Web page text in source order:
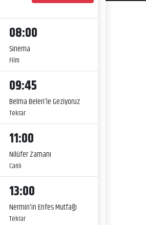
08:00
Sinema
Film
09:45
Belma Belen’le Geziyoruz
Tekrar
11:00
Nilüfer Zamanı
Canlı
13:00
Nermin'in Enfes Mutfağı
Tekrar